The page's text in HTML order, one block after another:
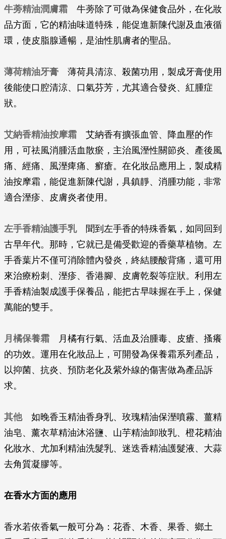
牛蒡精油潤膚霜 牛蒡除了可做為保健食品外，在化妝
品方面，它的精油味道特殊，能促進新陳代謝及血液循
環，使皮脂腺通暢，是油性肌膚者的聖品。
薄荷精油牙膏 薄荷具清涼、殺菌功用，製成牙膏使用
後能使口腔清涼、口氣芬芳，尤其適合發炎、紅腫症
狀。
艾納香精油按摩霜 艾納香有擴張血管、降血壓的作
用，可祛風消腫活血散瘀，主治風溼性關節炎、產後風
痛、經痛、風溼痺痛、癬瘡。在化妝品應用上，製成精
油按摩霜，能促進新陳代謝，具鎮靜、消腫功能，非常
適合溼疹、皮膚炎者使用。
左手香精油護手乳聞到左手香的特殊香氣，如同回到
古早年代。那時，它就已是備受歡迎的香藥草植物。左
手香葉片不僅可消除體內發炎，終結腰酸背痛，還可用
來治療粉刺、溼疹、香港腳、皮膚乾裂等症狀。利用左
手香精油製成護手保養品，能把古早味握在手上，保健
萬能的雙手。
月橘保養霜 月橘有行氣、活血及治腫毒、皮瘡、搔癢
的功效。運用在化妝品上，可開發為保養霜系列產品，
以抑菌、抗炎、預防老化及紫外線的傷害做為產品訴
求。
其他如晚香玉精油香身乳、玫瑰精油保溼噴霧、薑精
油皂、薰衣草精油沐浴鹽、山芋精油卸妝乳、橙花精油
化妝水、尤加利精油洗髮乳、迷迭香精油護髮液、大蒜
去角質凝膠等。
在香水方面的應用
香水若依香氣一般可分為：花香、木香、果香、鄉土